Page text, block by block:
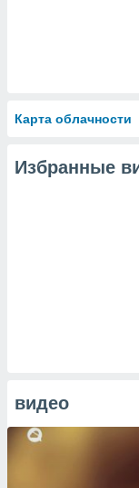
Карта облачности
Избранные
видео